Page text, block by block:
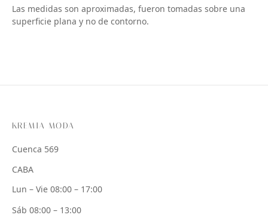
Las medidas son aproximadas, fueron tomadas sobre una
superficie plana y no de contorno.
KREMIA MODA
Cuenca 569
CABA
Lun – Vie 08:00 – 17:00
Sáb 08:00 – 13:00